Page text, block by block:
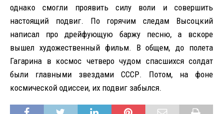
однако смогли проявить силу воли и совершить
настоящий подвиг. По горячим следам Высоцкий
написал про дрейфующую баржу песню, а вскоре
вышел художественный фильм. В общем, до полета
Гагарина в космос четверо чудом спасшихся солдат
были главными звездами СССР. Потом, на фоне
космической одиссеи, их подвиг забылся.